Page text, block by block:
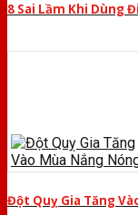
8 Sai Lầm Khi Dùng
Đột Quỵ Gia Tăng